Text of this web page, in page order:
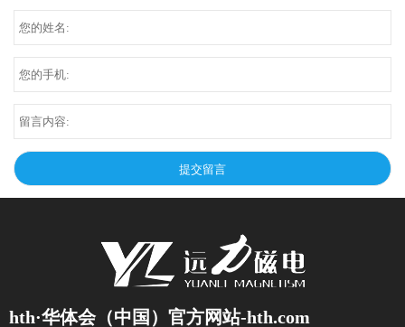
hth·华体会（中国）官方网站-hth.com